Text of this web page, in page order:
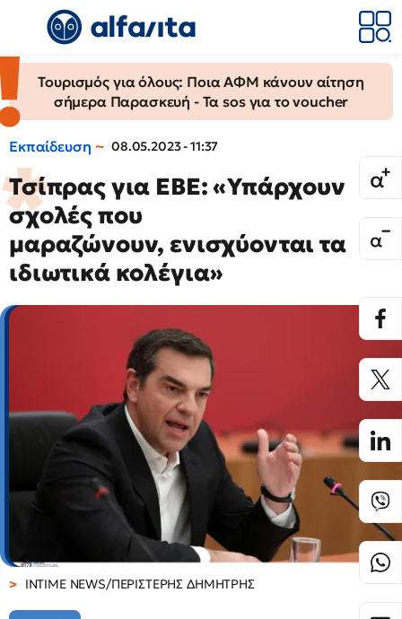
Τουρισμός για όλους: Ποια ΑΦΜ κάνουν αίτηση
σήμερα Παρασκευή - Τα sos για το voucher
Εκπαίδευση 08.05.2023 - 11:37
Τσίπρας για ΕΒΕ: «Υπάρχουν
σχολές που
μαραζώνουν, ενισχύονται τα
ιδιωτικά κολέγια»
INTIME NEWS/ΠΕΡΙΣΤΕΡΗΣ ΔΗΜΗΤΡΗΣ